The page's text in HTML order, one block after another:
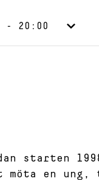
- 20:00
starten
en ung,